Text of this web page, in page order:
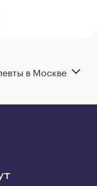
про
просто
в Москве